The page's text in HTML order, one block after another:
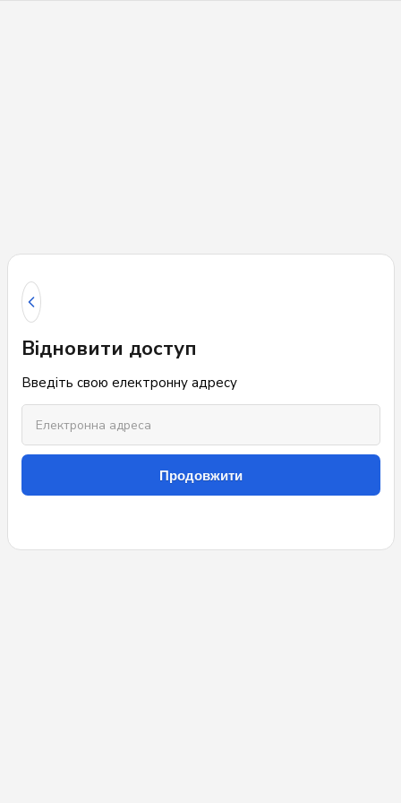
Відновити доступ
Введіть свою електронну адресу
Продовжити